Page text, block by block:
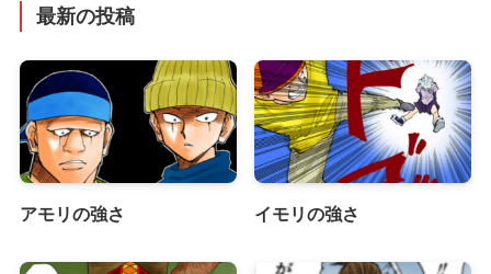
最新の投稿
アモリの強さ イモリの強さ